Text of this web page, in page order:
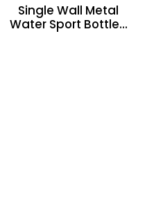
Single Wall Metal
Water Sport Bottle...